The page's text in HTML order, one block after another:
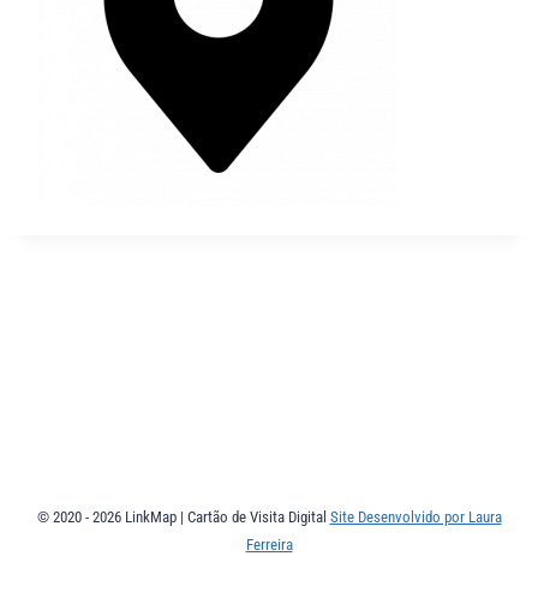
© 2020 - 2026 LinkMap | Cartão de Visita Digital Site Desenvolvido por Laura
Ferreira